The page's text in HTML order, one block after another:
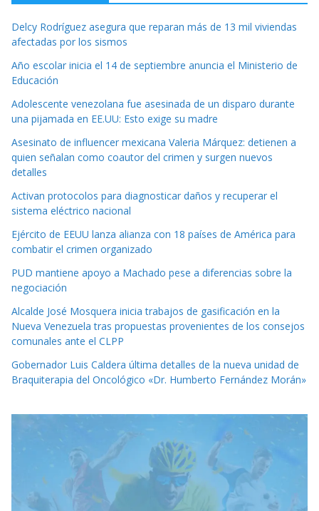
Delcy Rodríguez asegura que reparan más de 13 mil viviendas
afectadas por los sismos
Año escolar inicia el 14 de septiembre anuncia el Ministerio de
Educación
Adolescente venezolana fue asesinada de un disparo durante
una pijamada en EE.UU: Esto exige su madre
Asesinato de influencer mexicana Valeria Márquez: detienen a
quien señalan como coautor del crimen y surgen nuevos
detalles
Activan protocolos para diagnosticar daños y recuperar el
sistema eléctrico nacional
Ejército de EEUU lanza alianza con 18 países de América para
combatir el crimen organizado
PUD mantiene apoyo a Machado pese a diferencias sobre la
negociación
Alcalde José Mosquera inicia trabajos de gasificación en la
Nueva Venezuela tras propuestas provenientes de los consejos
comunales ante el CLPP
Gobernador Luis Caldera última detalles de la nueva unidad de
Braquiterapia del Oncológico «Dr. Humberto Fernández Morán»